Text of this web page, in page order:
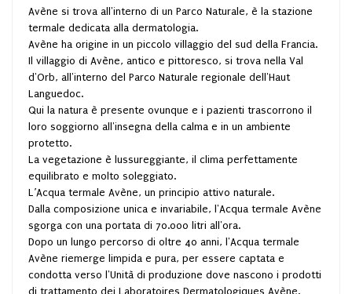
Avène si trova all'interno di un Parco Naturale, è la stazione
termale dedicata alla dermatologia.
Avène ha origine in un piccolo villaggio del sud della Francia.
Il villaggio di Avène, antico e pittoresco, si trova nella Val
d'Orb, all'interno del Parco Naturale regionale dell'Haut
Languedoc.
Qui la natura è presente ovunque e i pazienti trascorrono il
loro soggiorno all'insegna della calma e in un ambiente
protetto.
La vegetazione è lussureggiante, il clima perfettamente
equilibrato e molto soleggiato.
L’Acqua termale Avène, un principio attivo naturale.
Dalla composizione unica e invariabile, l'Acqua termale Avène
sgorga con una portata di 70.000 litri all'ora.
Dopo un lungo percorso di oltre 40 anni, l'Acqua termale
Avène riemerge limpida e pura, per essere captata e
condotta verso l'Unità di produzione dove nascono i prodotti
di trattamento dei Laboratoires Dermatologiques Avène.